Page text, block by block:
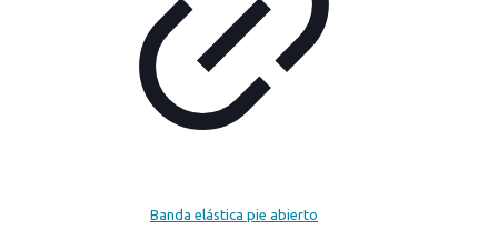
Banda elástica pie abierto